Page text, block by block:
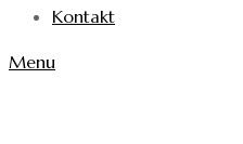
Kontakt
Menu